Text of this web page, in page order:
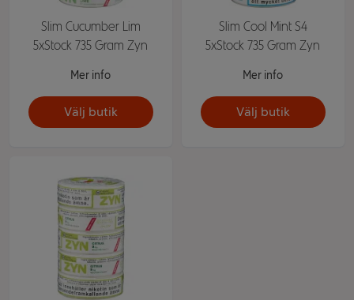
Slim Cucumber Lim
5xStock 735 Gram Zyn
Mer info
Välj butik
Slim Cool Mint S4
5xStock 735 Gram Zyn
Mer info
Välj butik